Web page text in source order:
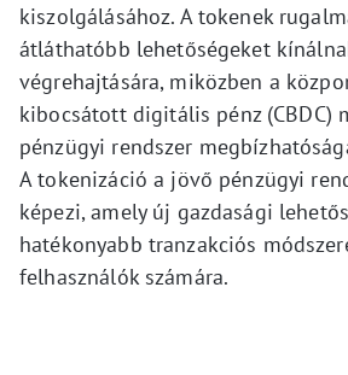
kiszolgálásához. A tokenek
átláthatóbb lehetőségeket
végrehajtására, miközben a
kibocsátott digitális pénz (CBDC)
pénzügyi rendszer
A tokenizáció a jövő pénzügyi
képezi, amely új gazdasági
hatékonyabb tranzakciós
felhasználók számára.